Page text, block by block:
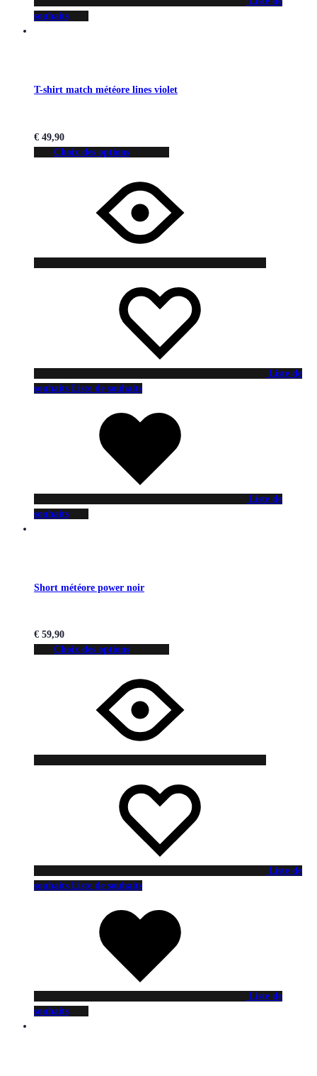
souhaits
T-shirt match météore lines violet
€ 49,90
Choix des options
Liste de
souhaits Liste de souhaits
Liste de
souhaits
Short météore power noir
€ 59,90
Choix des options
Liste de
souhaits Liste de souhaits
Liste de
souhaits